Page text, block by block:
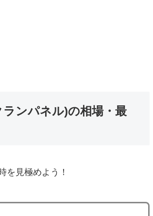
ランパネル)の相場・最
を見極めよう！